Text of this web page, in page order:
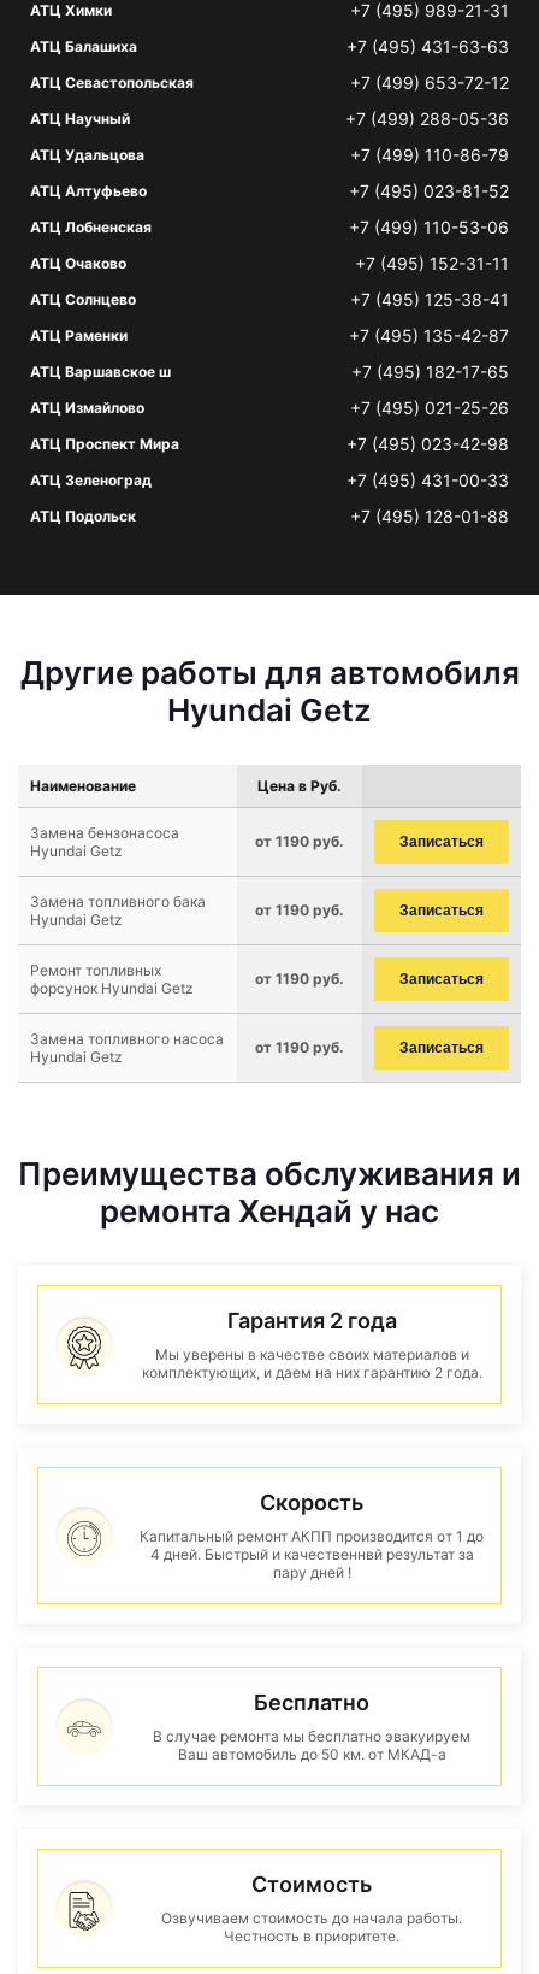
АТЦ Химки +7 (495) 989-21-31
АТЦ Балашиха +7 (495) 431-63-63
АТЦ Севастопольская +7 (499) 653-72-12
АТЦ Научный +7 (499) 288-05-36
АТЦ Удальцова +7 (499) 110-86-79
АТЦ Алтуфьево +7 (495) 023-81-52
АТЦ Лобненская +7 (499) 110-53-06
АТЦ Очаково +7 (495) 152-31-11
АТЦ Солнцево +7 (495) 125-38-41
АТЦ Раменки +7 (495) 135-42-87
АТЦ Варшавское ш +7 (495) 182-17-65
АТЦ Измайлово +7 (495) 021-25-26
АТЦ Проспект Мира +7 (495) 023-42-98
АТЦ Зеленоград +7 (495) 431-00-33
АТЦ Подольск +7 (495) 128-01-88
Другие работы для автомобиля
Hyundai Getz
Наименование Цена в Руб.
Замена бензонасоса
Hyundai Getz
от 1190 руб. Записаться
Замена топливного бака
Hyundai Getz
от 1190 руб. Записаться
Ремонт топливных
форсунок Hyundai Getz
от 1190 руб. Записаться
Замена топливного насоса
Hyundai Getz
от 1190 руб. Записаться
Преимущества обслуживания и
ремонта Хендай у нас
Гарантия 2 года
Мы уверены в качестве своих материалов и
комплектующих, и даем на них гарантию 2 года.
Скорость
Капитальный ремонт АКПП производится от 1 до
4 дней. Быстрый и качественнвй результат за
пару дней !
Бесплатно
В случае ремонта мы бесплатно эвакуируем
Ваш автомобиль до 50 км. от МКАД-а
Стоимость
Озвучиваем стоимость до начала работы.
Честность в приоритете.